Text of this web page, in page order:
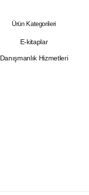
Ürün Kategorileri
E-kitaplar
Danışmanlık Hizmetleri